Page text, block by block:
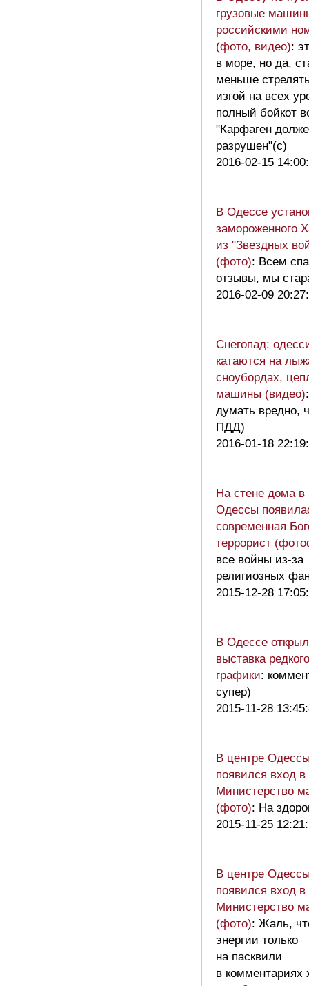
грузовые
российскими
(фото, видео):
в море, но да,
меньше
изгой на всех
полный бойкот
"Карфаген
разрушен"(с)
2016-02-15
В Одессе
замороженного
из "Звездных
(фото): Всем
отзывы, мы
2016-02-09
Снегопад:
катаются на
сноубордах,
машины (видео)
думать вредно,
ПДД)
2016-01-18
На стене дома в
Одессы
современная
террорист
все войны из-за
религиозных
2015-12-28
В Одессе
выставка
графики:
супер)
2015-11-28
В центре
появился вход в
Министерство
(фото): На
2015-11-25
В центре
появился вход в
Министерство
(фото): Жаль,
энергии только
на пасквили
в комментариях